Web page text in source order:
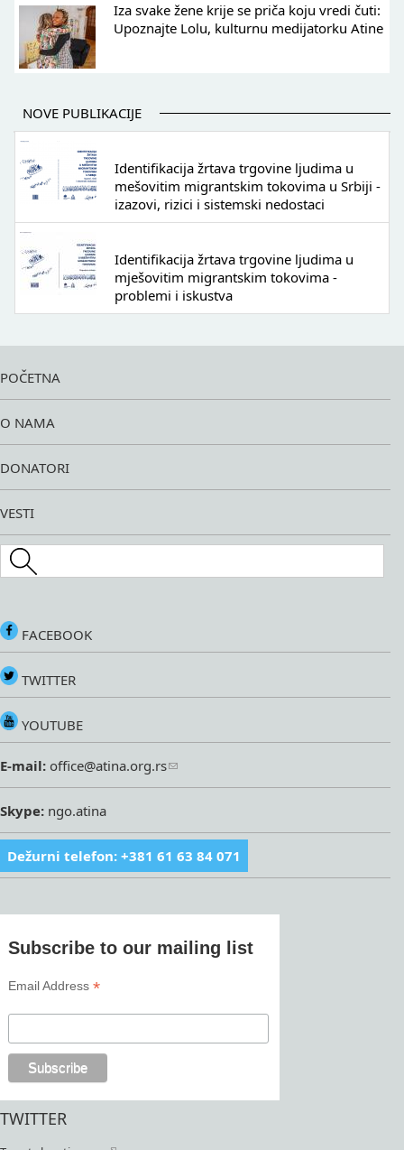
Iza svake žene krije se priča koju vredi čuti:
Upoznajte Lolu, kulturnu medijatorku Atine
NOVE PUBLIKACIJE
Identifikacija žrtava trgovine ljudima u
mešovitim migrantskim tokovima u Srbiji -
izazovi, rizici i sistemski nedostaci
Identifikacija žrtava trgovine ljudima u
mješovitim migrantskim tokovima -
problemi i iskustva
POČETNA
O NAMA
DONATORI
VESTI
Search this site
FACEBOOK
TWITTER
YOUTUBE
E-mail: office@atina.org.rs
Skype: ngo.atina
Dežurni telefon: +381 61 63 84 071
Subscribe to our mailing list
Email Address*
TWITTER